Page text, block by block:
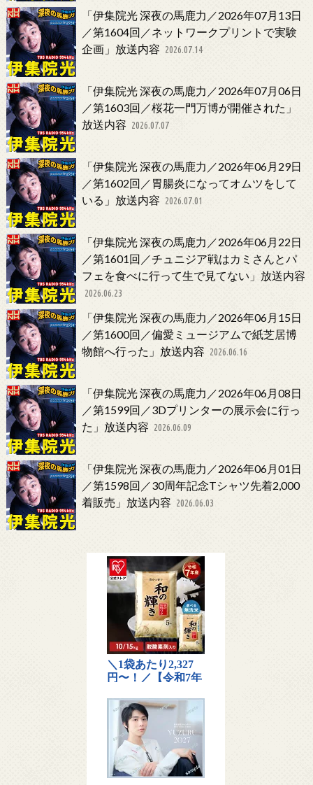
「伊集院光 深夜の馬鹿力／2026年07月13日
／第1604回／ネットワークプリントで実験
企画」放送内容 2026.07.14
「伊集院光 深夜の馬鹿力／2026年07月06日
／第1603回／桜花一門万博が開催された」
放送内容 2026.07.07
「伊集院光 深夜の馬鹿力／2026年06月29日
／第1602回／胃腸炎になってオムツをして
いる」放送内容 2026.07.01
「伊集院光 深夜の馬鹿力／2026年06月22日
／第1601回／チュニジア戦はカミさんとパ
フェを食べに行って生で見てない」放送内容
2026.06.23
「伊集院光 深夜の馬鹿力／2026年06月15日
／第1600回／偏愛ミュージアムで紙芝居博
物館へ行った」放送内容 2026.06.16
「伊集院光 深夜の馬鹿力／2026年06月08日
／第1599回／3Dプリンターの展示会に行っ
た」放送内容 2026.06.09
「伊集院光 深夜の馬鹿力／2026年06月01日
／第1598回／30周年記念Tシャツ先着2,000
着販売」放送内容 2026.06.03